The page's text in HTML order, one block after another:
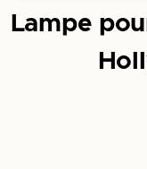
Lampe